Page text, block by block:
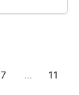
7 …
11